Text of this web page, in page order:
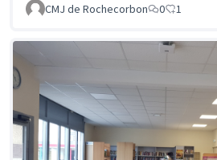
CMJ de Rochecorbon
0 1